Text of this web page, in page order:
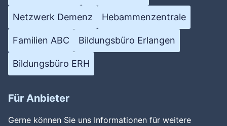
Netzwerk Demenz Hebammenzentrale
Familien ABC Bildungsbüro Erlangen
Bildungsbüro ERH
Für Anbieter
Gerne können Sie uns Informationen für weitere